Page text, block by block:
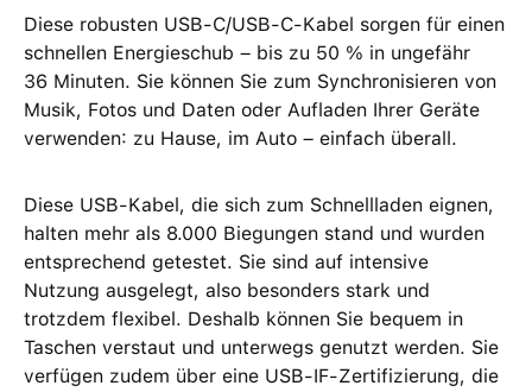
Diese robusten USB-C/USB-C-Kabel sorgen für einen
schnellen Energieschub – bis zu 50 % in ungefähr
36 Minuten. Sie können Sie zum Synchronisieren von
Musik, Fotos und Daten oder Aufladen Ihrer Geräte
verwenden: zu Hause, im Auto – einfach überall.
Diese USB-Kabel, die sich zum Schnellladen eignen,
halten mehr als 8.000 Biegungen stand und wurden
entsprechend getestet. Sie sind auf intensive
Nutzung ausgelegt, also besonders stark und
trotzdem flexibel. Deshalb können Sie bequem in
Taschen verstaut und unterwegs genutzt werden. Sie
verfügen zudem über eine USB-IF-Zertifizierung, die